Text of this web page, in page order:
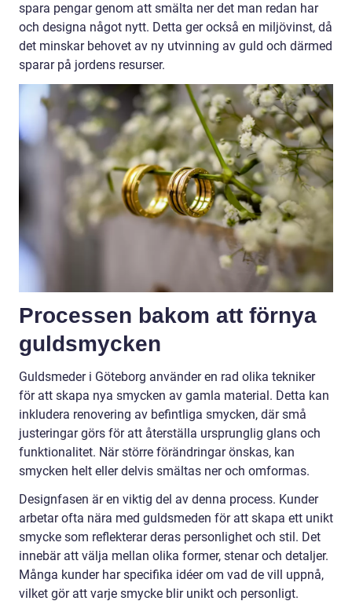
spara pengar genom att smälta ner det man redan har
och designa något nytt. Detta ger också en miljövinst, då
det minskar behovet av ny utvinning av guld och därmed
sparar på jordens resurser.
Processen bakom att förnya
guldsmycken
Guldsmeder i Göteborg använder en rad olika tekniker
för att skapa nya smycken av gamla material. Detta kan
inkludera renovering av befintliga smycken, där små
justeringar görs för att återställa ursprunglig glans och
funktionalitet. När större förändringar önskas, kan
smycken helt eller delvis smältas ner och omformas.
Designfasen är en viktig del av denna process. Kunder
arbetar ofta nära med guldsmeden för att skapa ett unikt
smycke som reflekterar deras personlighet och stil. Det
innebär att välja mellan olika former, stenar och detaljer.
Många kunder har specifika idéer om vad de vill uppnå,
vilket gör att varje smycke blir unikt och personligt.